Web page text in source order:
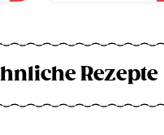
Rezepte